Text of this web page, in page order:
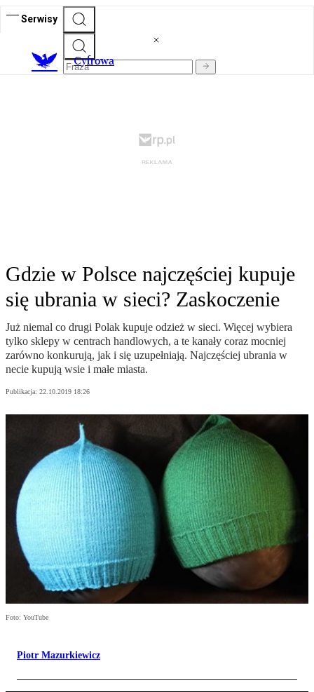
Serwisy
Cyfrowa
Gdzie w Polsce najczęściej kupuje
się ubrania w sieci? Zaskoczenie
Już niemal co drugi Polak kupuje odzież w sieci. Więcej wybiera
tylko sklepy w centrach handlowych, a te kanały coraz mocniej
zarówno konkurują, jak i się uzupełniają. Najczęściej ubrania w
necie kupują wsie i małe miasta.
Publikacja: 22.10.2019 18:26
Foto: YouTube
Piotr Mazurkiewicz